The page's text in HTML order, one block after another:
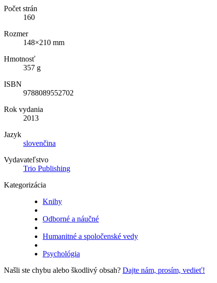
Počet strán
160
Rozmer
148×210 mm
Hmotnosť
357 g
ISBN
9788089552702
Rok vydania
2013
Jazyk
slovenčina
Vydavateľstvo
Trio Publishing
Kategorizácia
Knihy
Odborné a náučné
Humanitné a spoločenské vedy
Psychológia
Našli ste chybu alebo škodlivý obsah? Dajte nám, prosím, vedieť!